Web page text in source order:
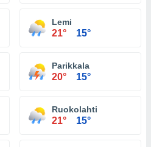
Lemi
21° 15°
Parikkala
20° 15°
Ruokolahti
21° 15°